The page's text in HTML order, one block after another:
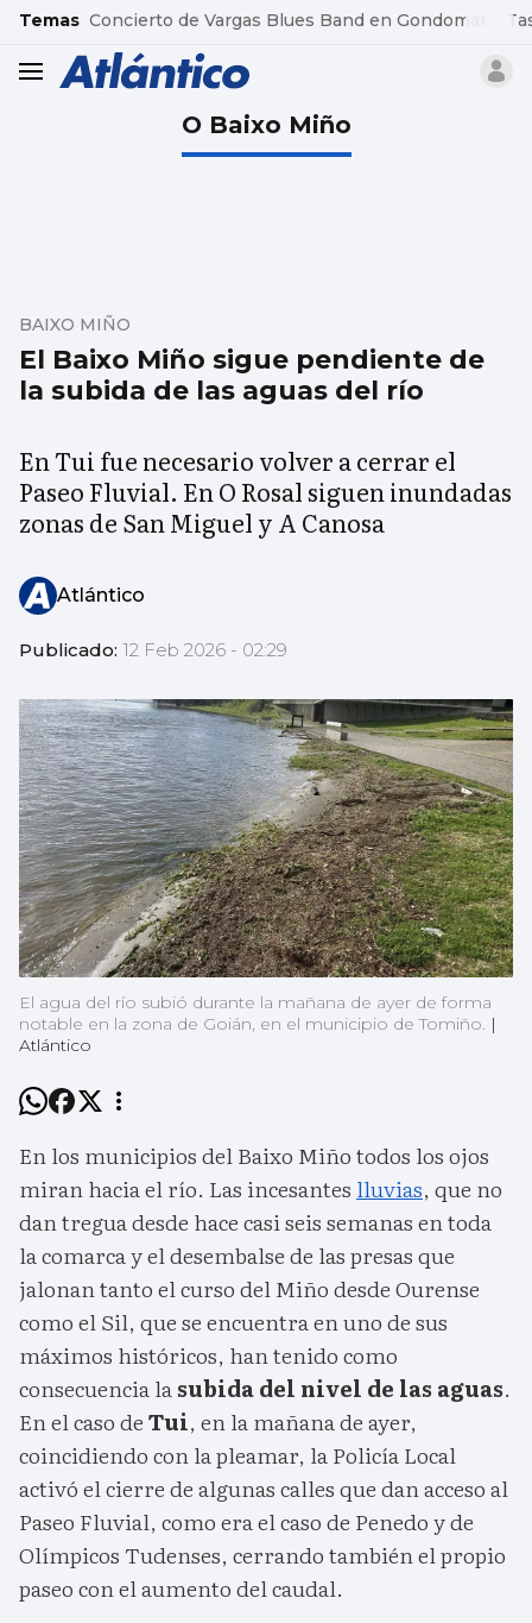
common.go-to-content
Temas Concierto de Vargas Blues Band en Gondomar
header.menu.open
O Baixo Miño
El Baixo Miño sigue pendiente de
la subida de las aguas del río
BAIXO MIÑO
En Tui fue necesario volver a cerrar el
Paseo Fluvial. En O Rosal siguen inundadas
zonas de San Miguel y A Canosa
Atlántico
Publicado: 12 Feb 2026 - 02:29
El agua del río subió durante la mañana de ayer de forma
notable en la zona de Goián, en el municipio de Tomiño. |
Atlántico
En los municipios del Baixo Miño todos los ojos
miran hacia el río. Las incesantes lluvias, que no
dan tregua desde hace casi seis semanas en toda
la comarca y el desembalse de las presas que
jalonan tanto el curso del Miño desde Ourense
como el Sil, que se encuentra en uno de sus
máximos históricos, han tenido como
consecuencia lasubida del nivel de las aguas.
En el caso deTui, en la mañana de ayer,
coincidiendo con la pleamar, la Policía Local
activó el cierre de algunas calles que dan acceso al
Paseo Fluvial, como era el caso de Penedo y de
Olímpicos Tudenses, cerrando también el propio
paseo con el aumento del caudal.